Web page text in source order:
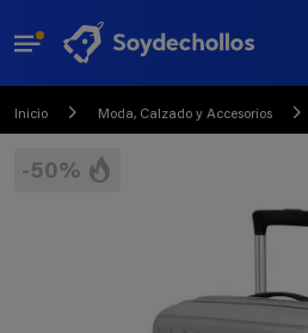
Inicio Moda, Calzado y Accesorios
-50%